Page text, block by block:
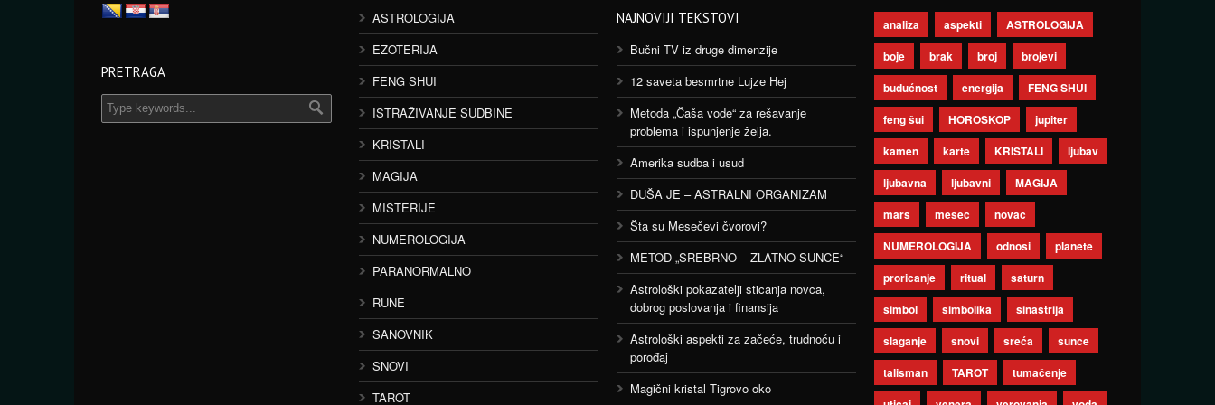
PRETRAGA
ASTROLOGIJA
EZOTERIJA
FENG SHUI
ISTRAŽIVANJE SUDBINE
KRISTALI
MAGIJA
MISTERIJE
NUMEROLOGIJA
PARANORMALNO
RUNE
SANOVNIK
SNOVI
TAROT
NAJNOVIJI TEKSTOVI
Bučni TV iz druge dimenzije
12 saveta besmrtne Lujze Hej
Metoda „Čaša vode“ za rešavanje
problema i ispunjenje želja.
Amerika sudba i usud
DUŠA JE – ASTRALNI ORGANIZAM
Šta su Mesečevi čvorovi?
METOD „SREBRNO – ZLATNO SUNCE“
Astrološki pokazatelji sticanja novca,
dobrog poslovanja i finansija
Astrološki aspekti za začeće, trudnoću i
porođaj
Magični kristal Tigrovo oko
analiza aspekti
ASTROLOGIJA
boje
brak broj
brojevi
budućnost
energija
FENG SHUI
feng šui
HOROSKOP
jupiter
kamen
karte KRISTALI
ljubav
ljubavna
ljubavni
MAGIJA
mars
mesec
novac
NUMEROLOGIJA
odnosi
planete
proricanje
ritual
saturn
simbol
simbolika
sinastrija
slaganje
snovi sreća
sunce
talisman
TAROT
tumačenje